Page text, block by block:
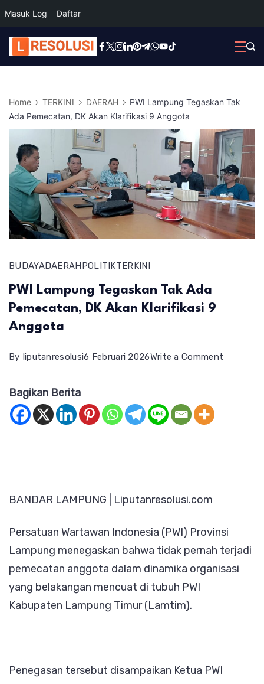
Masuk Log Daftar
Skip
to
Home TERKINI DAERAH
PWI Lampung Tegaskan Tak
Ada Pemecatan, DK Akan Klarifikasi 9 Anggota
BUDAYADAERAHPOLITIKTERKINI
PWI Lampung Tegaskan Tak Ada
Pemecatan, DK Akan Klarifikasi 9
Anggota
By liputanresolusi6 Februari 2026Write a Comment
9
Anggota
Bagikan Berita
BANDAR LAMPUNG | Liputanresolusi.com
Persatuan Wartawan Indonesia (PWI) Provinsi
Lampung menegaskan bahwa tidak pernah terjadi
pemecatan anggota dalam dinamika organisasi
yang belakangan mencuat di tubuh PWI
Kabupaten Lampung Timur (Lamtim).
Penegasan tersebut disampaikan Ketua PWI